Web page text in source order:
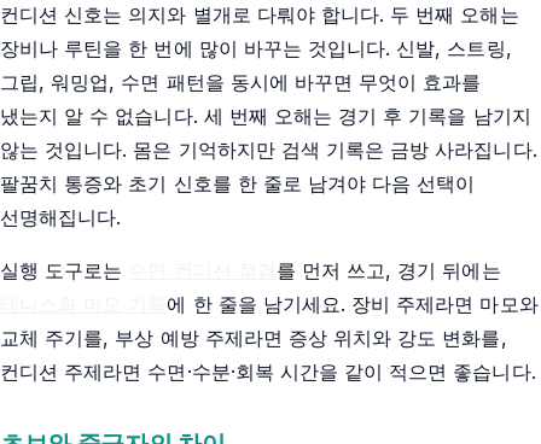
컨디션 신호는 의지와 별개로 다뤄야 합니다. 두 번째 오해는
장비나 루틴을 한 번에 많이 바꾸는 것입니다. 신발, 스트링,
그립, 워밍업, 수면 패턴을 동시에 바꾸면 무엇이 효과를
냈는지 알 수 없습니다. 세 번째 오해는 경기 후 기록을 남기지
않는 것입니다. 몸은 기억하지만 검색 기록은 금방 사라집니다.
팔꿈치 통증와 초기 신호를 한 줄로 남겨야 다음 선택이
선명해집니다.
실행 도구로는
를 먼저 쓰고, 경기 뒤에는
에 한 줄을 남기세요. 장비 주제라면 마모와
교체 주기를, 부상 예방 주제라면 증상 위치와 강도 변화를,
컨디션 주제라면 수면·수분·회복 시간을 같이 적으면 좋습니다.